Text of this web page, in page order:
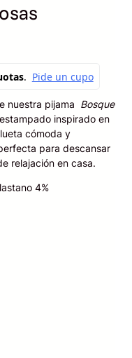
nuestra pijama Bosque
inspirado en
cómoda y
para descansar
relajación en casa.
4%